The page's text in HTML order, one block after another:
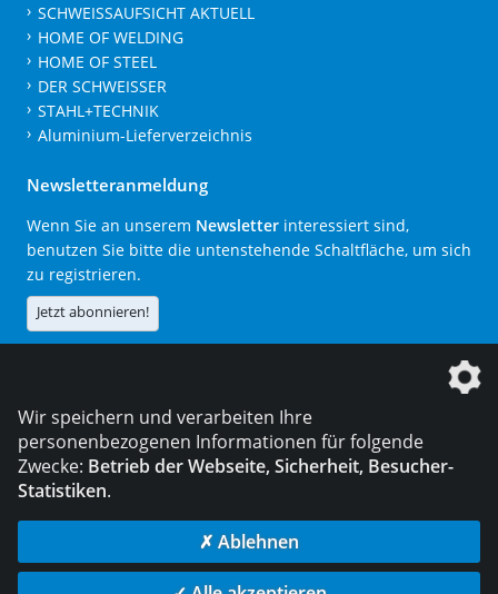
SCHWEISSAUFSICHT AKTUELL
HOME OF WELDING
HOME OF STEEL
DER SCHWEISSER
STAHL+TECHNIK
Aluminium-Lieferverzeichnis
Newsletteranmeldung
Wenn Sie an unserem Newsletter interessiert sind,
benutzen Sie bitte die untenstehende Schaltfläche, um sich
zu registrieren.
Jetzt abonnieren!
Die DVS Media GmbH ist ein Unternehmen der
© 2026 DVS Media GmbH
Wir speichern und verarbeiten Ihre
personenbezogenen Informationen für folgende
Zwecke: Betrieb der Webseite, Sicherheit, Besucher-
Statistiken.
✗ Ablehnen